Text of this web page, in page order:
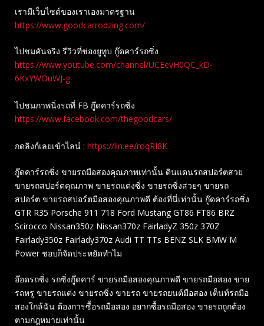
เรามีเว็บไซต์ของเราเองมาตรฐาน
https://www.goodcarrodzing.com/
ไปชมคันจริง รีวิวที่ช่องยู​ทูบ​ กู๊ดคาร์รถซิ่ง
https://www.youtube.com/channel/UCEevH0QC_kD-
6KxYWOuWJ-g
ไปชมภาพนิ่งรถที่ FB กู๊ดคาร์รถซิ่ง
https://www.facebook.com/thegoodcars/
กดลิงก์เลยเข้าไลน์ : https://lin.ee/roqRI8K
กู๊ดคาร์รถซิ่ง ขายรถมือสองคุณภาพเท่านั้น ดินแดนรถสปอร์ตสวย
ขายรถสปอร์ตคุณภาพ ขายรถแต่งซิ่ง ขายรถซิ่งสวยๆ ขายรถ
สปอร์ต ขายรถสปอร์ตมือสองคุณภาพดี ต้องที่นี่เท่านั้น กู๊ดคาร์รถซิ่ง
GTR R35 Porsche 911 718 Ford Mustang GT86 FT86 BRZ
Scirocco Nissan350z Nissan370z FairladyZ 350z 370Z
Fairlady350z Fairlady370z Audi TT TTs BENZ SLK BMW M
Power ชอบก็จัดประหยัดทำไม
อ๊อดรถซิ่ง รถซิ่งกู๊ดคาร์ ขายรถมือสองคุณภาพดี ขายรถมือสอง ขาย
รถหรู ขายรถแต่ง ขายรถซิ่ง ขายรถ ขายรถยนต์มือสอง เต็นท์รถมือ
สองใกล้ฉัน ต้องการซื้อรถมือสอง อยากซื้อรถมือสอง ขายรถถูกต้อง
ตามกฎหมายเท่านั้น